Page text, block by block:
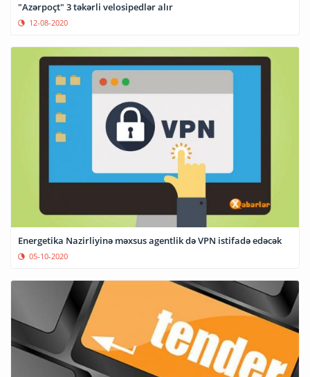
"Azərpoçt" 3 təkərli velosipedlər alır
12-08-2020
Energetika Nazirliyinə məxsus agentlik də VPN istifadə edəcək
05-10-2020